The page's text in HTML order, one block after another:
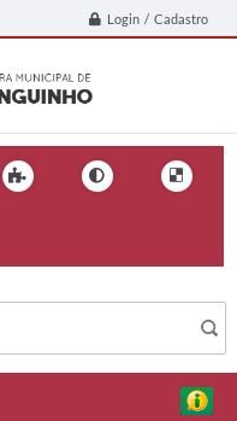
Login / Cadastro